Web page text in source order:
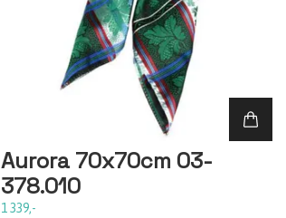
Aurora 70x70cm 03-
378.010
1 339,-